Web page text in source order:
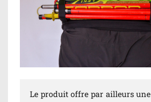
Le produit offre par ailleurs une